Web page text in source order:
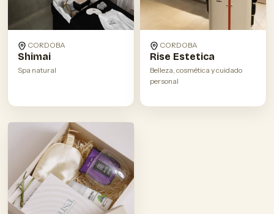
CORDOBA
Shimai
Spa natural
CORDOBA
Rise Estetica
Belleza, cosmética y cuidado
personal